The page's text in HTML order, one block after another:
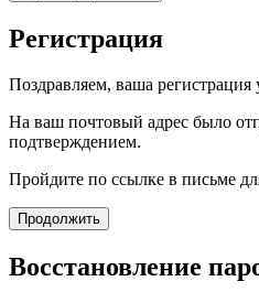
Регистрация
Поздравляем, ваша
На ваш почтовый адрес было
подтверждением.
Пройдите по ссылке в письме
Продолжить
Восстановление